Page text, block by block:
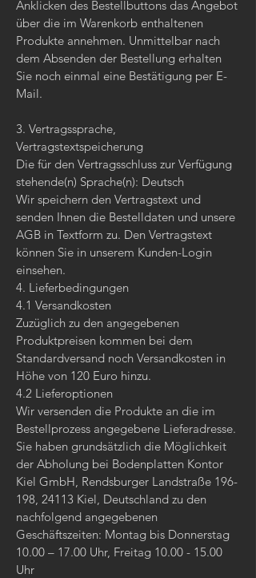
Anklicken des Bestellbuttons das Angebot
über die im Warenkorb enthaltenen
Produkte annehmen. Unmittelbar nach
dem Absenden der Bestellung erhalten
Sie noch einmal eine Bestätigung per E-
Mail.
3. Vertragssprache,
Vertragstextspeicherung
Die für den Vertragsschluss zur Verfügung
stehende(n) Sprache(n): Deutsch
Wir speichern den Vertragstext und
senden Ihnen die Bestelldaten und unsere
AGB in Textform zu. Den Vertragstext
können Sie in unserem Kunden-Login
einsehen.
4. Lieferbedingungen
4.1 Versandkosten
Zuzüglich zu den angegebenen
Produktpreisen kommen bei dem
Standardversand noch Versandkosten in
Höhe von 120 Euro hinzu.
4.2 Lieferoptionen
Wir versenden die Produkte an die im
Bestellprozess angegebene Lieferadresse.
Sie haben grundsätzlich die Möglichkeit
der Abholung bei Bodenplatten Kontor
Kiel GmbH, Rendsburger Landstraße 196-
198, 24113 Kiel, Deutschland zu den
nachfolgend angegebenen
Geschäftszeiten: Montag bis Donnerstag
10.00 – 17.00 Uhr, Freitag 10.00 - 15.00
Uhr